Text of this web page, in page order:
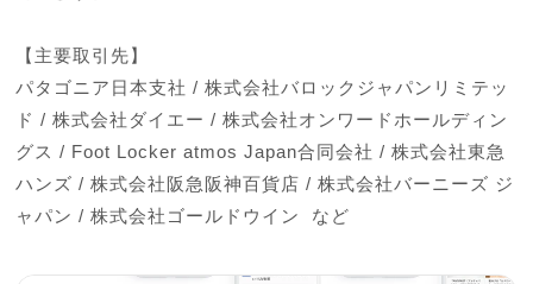
【主要取引先】
パタゴニア日本支社 / 株式会社バロックジャパンリミテッ
ド / 株式会社ダイエー / 株式会社オンワードホールディン
グス / Foot Locker atmos Japan合同会社 / 株式会社東急
ハンズ / 株式会社阪急阪神百貨店 / 株式会社バーニーズ ジ
ャパン / 株式会社ゴールドウイン  など